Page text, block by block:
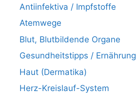
Antiinfektiva / Impfstoffe
Atemwege
Blut, Blutbildende Organe
Gesundheitstipps / Ernährung
Haut (Dermatika)
Herz-Kreislauf-System